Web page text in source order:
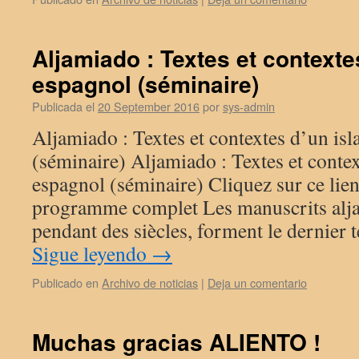
Aljamiado : Textes et
espagnol (séminaire)
Publicada el 20 September 2016porsys-admin
Aljamiado : Textes et contextes d’un
(séminaire) Aljamiado : Textes et
espagnol (séminaire) Cliquez sur ce
programme complet Les manuscrits
pendant des siècles, forment le
Sigue leyendo →
Publicado en Archivo de noticias | Deja un comentario
Muchas gracias ALIENTO !